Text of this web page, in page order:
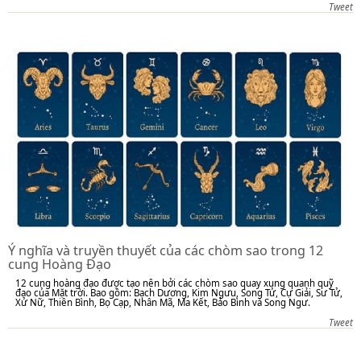
Tweet
Ý nghĩa và truyền thuyết của các chòm sao trong 12
cung Hoàng Đạo
12 cung hoàng đạo được tạo nên bởi các chòm sao quay xung quanh quỹ
đạo của Mặt trời. Bao gồm: Bạch Dương, Kim Ngưu, Song Tử, Cự Giải, Sư Tử,
Xử Nữ, Thiên Bình, Bọ Cạp, Nhân Mã, Ma Kết, Bảo Bình và Song Ngư.
Tweet